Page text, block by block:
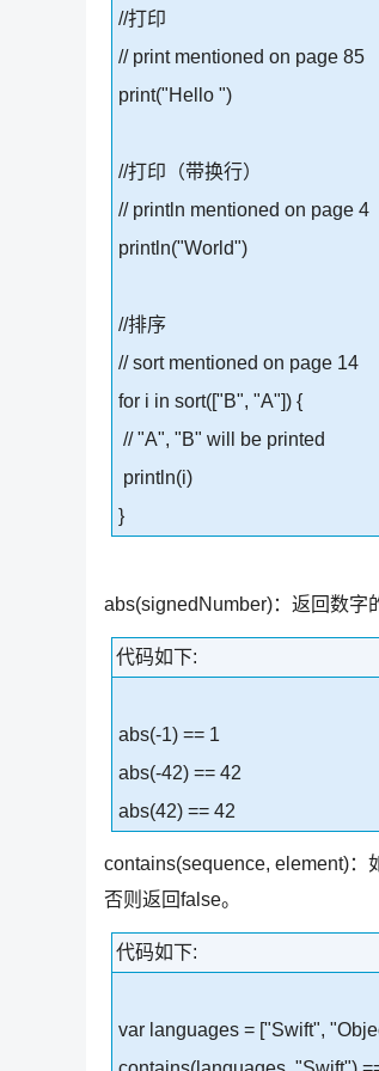
//打印
// print mentioned on page 85
print("Hello ")
//打印（带换行）
// println mentioned on page 4
println("World")
//排序
// sort mentioned on page 14
for i in sort(["B", "A"]) {
// "A", "B" will be printed
println(i)
}
abs(signedNumber)：返回数字
代码如下:
abs(-1) == 1
abs(-42) == 42
abs(42) == 42
contains(sequence, element)：
否则返回false。
代码如下:
var languages = ["Swift",